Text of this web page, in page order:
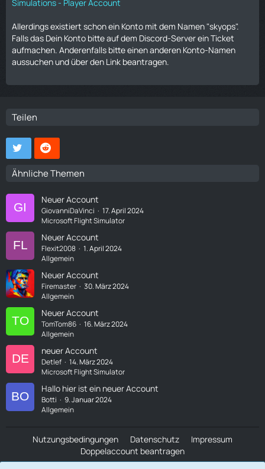
Simulations - Player Account
Allerdings existiert schon ein Konto mit dem Namen "skyops".
Falls das Dein Konto bitte auf dem Discord-Server ein Ticket
aufmachen. Anderenfalls bitte einen anderen Konto-Namen
aussuchen und über den Link beantragen.
Teilen
Ähnliche Themen
Neuer Account
GiovanniDaVinci
17. April 2024
Microsoft Flight Simulator
Neuer Account
Flexit2008
1. April 2024
Allgemein
Neuer Account
Firemaster
30. März 2024
Allgemein
Neuer Account
TomTom86
16. März 2024
Allgemein
neuer Account
Detlef
14. März 2024
Microsoft Flight Simulator
Hallo hier ist ein neuer Account
Botti
9. Januar 2024
Allgemein
Nutzungsbedingungen Datenschutz
Impressum
Doppelaccount beantragen